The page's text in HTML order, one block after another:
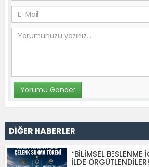
DİĞER HABERLER
“BİLİMSEL
İLDE